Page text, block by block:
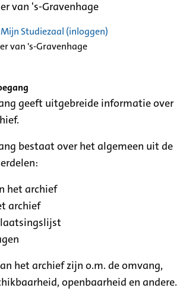
van 's-Gravenhage
Mijn Studiezaal (inloggen)
van 's-Gravenhage
geeft uitgebreide informatie over
bestaat over het algemeen uit de
het archief
archief
het archief zijn o.m. de omvang,
openbaarheid en andere.